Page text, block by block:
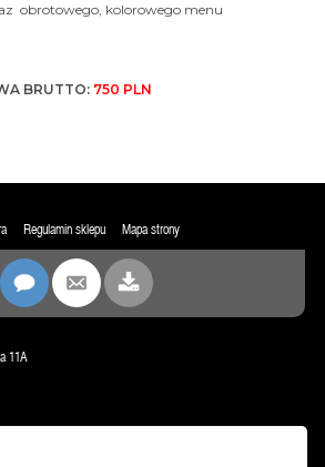
obrotowego, kolorowego menu
BRUTTO: 750 PLN
Regulamin sklepu Mapa strony
11A